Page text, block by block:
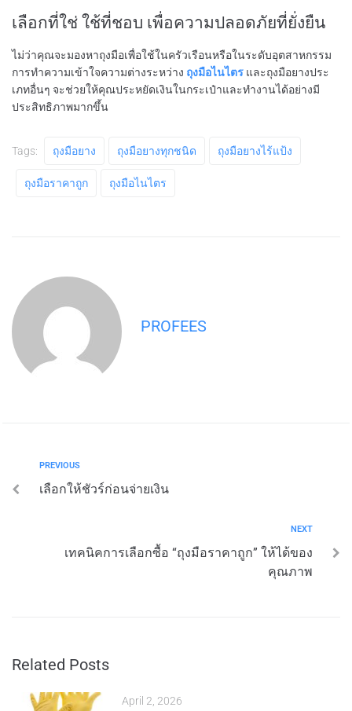
เลือกที่ใช่ ใช้ที่ชอบ เพื่อความปลอดภัยที่ยั่งยืน
ไม่ว่าคุณจะมองหาถุงมือเพื่อใช้ในครัวเรือนหรือในระดับอุตสาหกรรม
การทำความเข้าใจความต่างระหว่าง ถุงมือไนไตร และถุงมือยางประ
เภทอื่นๆ จะช่วยให้คุณประหยัดเงินในกระเป๋าและทำงานได้อย่างมี
ประสิทธิภาพมากขึ้น
Tags: ถุงมือยาง ถุงมือยางทุกชนิด ถุงมือยางไร้แป้ง
ถุงมือราคาถูก ถุงมือไนไตร
PROFEES
PREVIOUS
เลือกให้ชัวร์ก่อนจ่ายเงิน
NEXT
เทคนิคการเลือกซื้อ “ถุงมือราคาถูก” ให้ได้ของ
คุณภาพ
Related Posts
April 2, 2026